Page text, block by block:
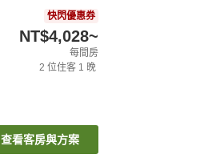
快閃優惠券
NT$4,028~
每間房
2 位住客 1 晚
查看客房與方案